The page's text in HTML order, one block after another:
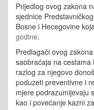
Prijedlog ovog zakona
sjednice
Bosne i Hecegovine
godine.
Predlagači ovog
saobraćaja na cestama
razlog za njegovo
poduzeti preventivne i
mjere podrazumijevaju
kao i povećanje kazni